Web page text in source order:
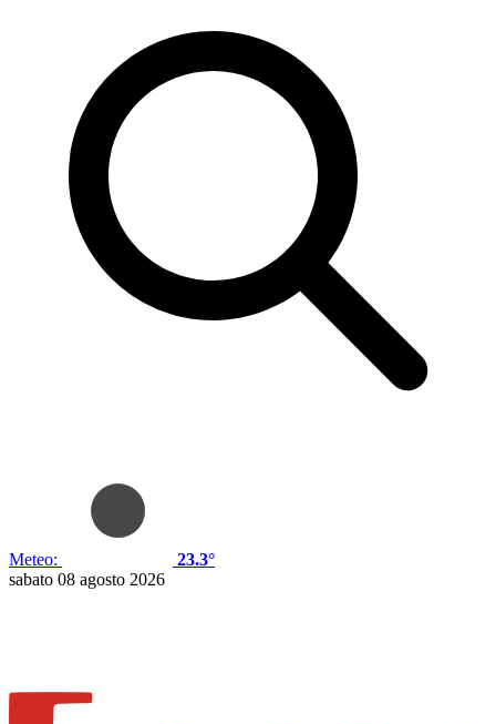
Meteo:
23.3°
sabato 08 agosto 2026